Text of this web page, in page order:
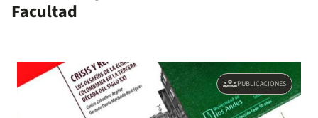
Facultad
groupsPUBLICACIONES